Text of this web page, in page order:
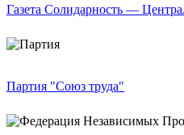
Газета Солидарность —
Партия "Союз труда"